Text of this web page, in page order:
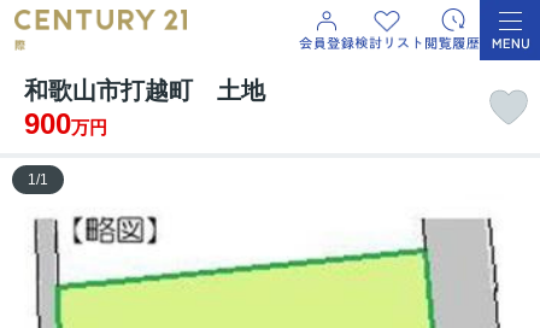
和歌山市打越町 土地
900万円
1/1